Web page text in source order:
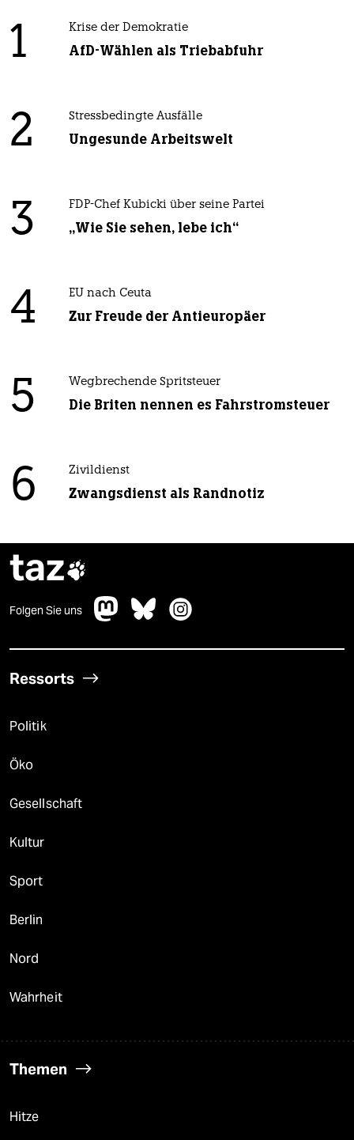
1 Krise der Demokratie
AfD-Wählen als Triebabfuhr
2 Stressbedingte Ausfälle
Ungesunde Arbeitswelt
3 FDP-Chef Kubicki über seine Partei
„Wie Sie sehen, lebe ich“
4 EU nach Ceuta
Zur Freude der Antieuropäer
5 Wegbrechende Spritsteuer
Die Briten nennen es Fahrstromsteuer
6 Zivildienst
Zwangsdienst als Randnotiz
taz
Folgen Sie uns
Ressorts
Politik
Öko
Gesellschaft
Kultur
Sport
Berlin
Nord
Wahrheit
Themen
Hitze